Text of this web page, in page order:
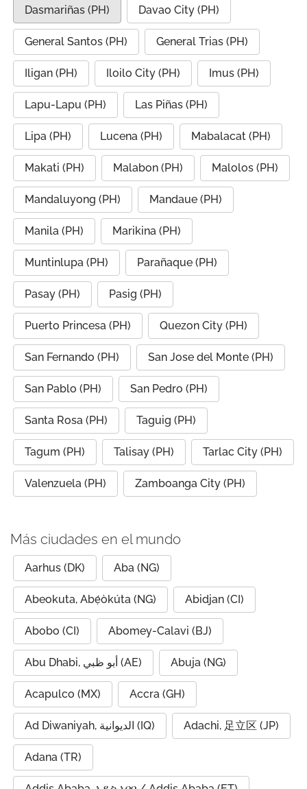
Dasmariñas (PH) Davao City (PH)
General Santos (PH) General Trias (PH)
Iligan (PH) Iloilo City (PH) Imus (PH)
Lapu-Lapu (PH) Las Piñas (PH)
Lipa (PH) Lucena (PH) Mabalacat (PH)
Makati (PH) Malabon (PH) Malolos (PH)
Mandaluyong (PH) Mandaue (PH)
Manila (PH) Marikina (PH)
Muntinlupa (PH) Parañaque (PH)
Pasay (PH) Pasig (PH)
Puerto Princesa (PH) Quezon City (PH)
San Fernando (PH) San Jose del Monte (PH)
San Pablo (PH) San Pedro (PH)
Santa Rosa (PH) Taguig (PH)
Tagum (PH) Talisay (PH) Tarlac City (PH)
Valenzuela (PH) Zamboanga City (PH)
Más ciudades en el mundo
Aarhus (DK) Aba (NG)
Abeokuta, Abẹ́òkúta (NG) Abidjan (CI)
Abobo (CI) Abomey-Calavi (BJ)
Abu Dhabi, أبو ظبي (AE) Abuja (NG)
Acapulco (MX) Accra (GH)
Ad Diwaniyah, الديوانية (IQ) Adachi, 足立区 (JP)
Adana (TR)